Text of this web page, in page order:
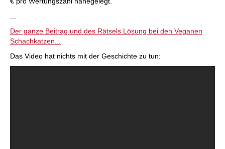
Der ganze Beitrag und des Rätsels Lösung bei den Veganen
Schachkatzen...
Das Video hat nichts mit der Geschichte zu tun: